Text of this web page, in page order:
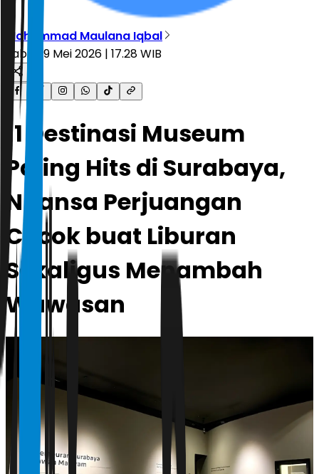
Mohammad Maulana Iqbal
Sabtu, 9 Mei 2026 | 17.28 WIB
11 Destinasi Museum
Paling Hits di Surabaya,
Nuansa Perjuangan
Cocok buat Liburan
Sekaligus Menambah
Wawasan